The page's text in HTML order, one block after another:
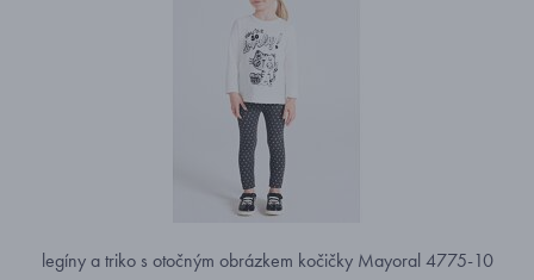
legíny a triko s otočným obrázkem kočičky Mayoral 4775-10